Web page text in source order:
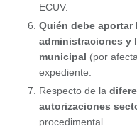
ECUV.
Quién debe
administraciones y
municipal (por
expediente.
Respecto de la
autorizaciones
procedimental.